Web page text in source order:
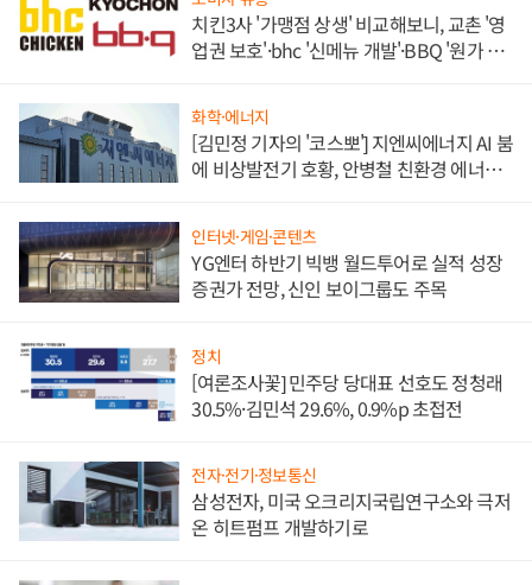
치킨3사 '가맹점 상생' 비교해보니, 교촌 '영
업권 보호'·bhc '신메뉴 개발'·BBQ '원가 부
화학·에너지
[김민정 기자의 '코스뽀'] 지엔씨에너지 AI 붐
에 비상발전기 호황, 안병철 친환경 에너지
인터넷·게임·콘텐츠
YG엔터 하반기 빅뱅 월드투어로 실적 성장
증권가 전망, 신인 보이그룹도 주목
정치
[여론조사꽃] 민주당 당대표 선호도 정청래
30.5%·김민석 29.6%, 0.9%p 초접전
전자·전기·정보통신
삼성전자, 미국 오크리지국립연구소와 극저
온 히트펌프 개발하기로